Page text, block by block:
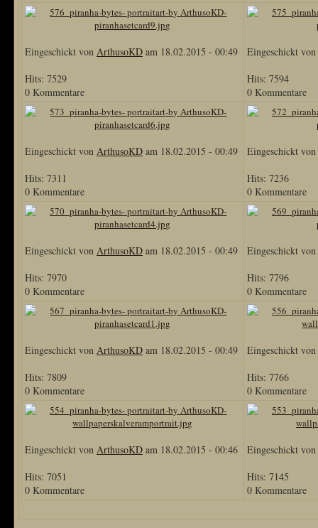
Eingeschickt von ArthusoKD am 18.02.2015 - 00:49
Hits: 7529
0 Kommentare
Eingeschickt von
Hits: 7594
0 Kommentare
Eingeschickt von ArthusoKD am 18.02.2015 - 00:49
Hits: 7311
0 Kommentare
Eingeschickt von
Hits: 7236
0 Kommentare
Eingeschickt von ArthusoKD am 18.02.2015 - 00:49
Hits: 7970
0 Kommentare
Eingeschickt von
Hits: 7796
0 Kommentare
Eingeschickt von ArthusoKD am 18.02.2015 - 00:49
Hits: 7809
0 Kommentare
Eingeschickt von
Hits: 7766
0 Kommentare
Eingeschickt von ArthusoKD am 18.02.2015 - 00:46
Hits: 7051
0 Kommentare
Eingeschickt von
Hits: 7145
0 Kommentare